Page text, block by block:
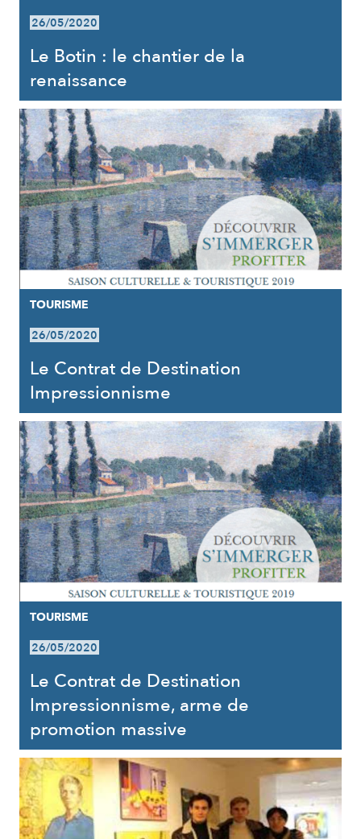
26/05/2020
Le Botin : le chantier de la
renaissance
TOURISME
26/05/2020
Le Contrat de Destination
Impressionnisme
TOURISME
26/05/2020
Le Contrat de Destination
Impressionnisme, arme de
promotion massive